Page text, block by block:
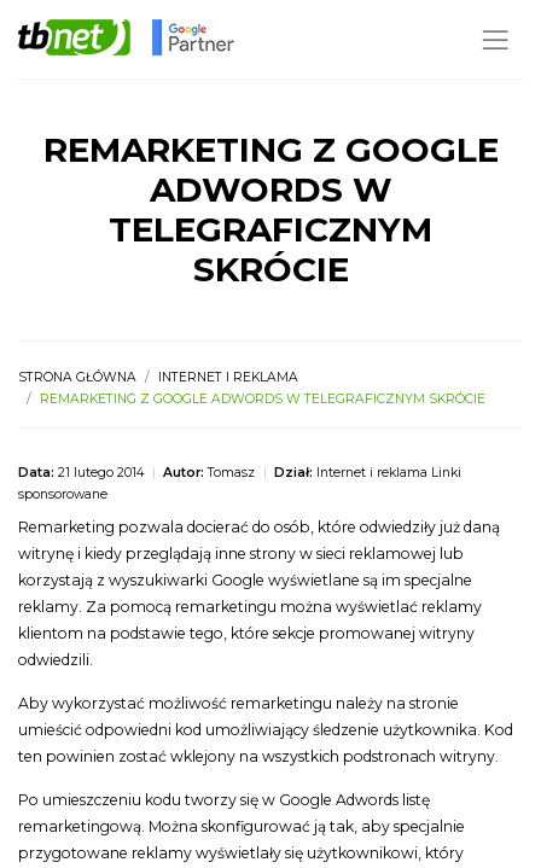
REMARKETING Z GOOGLE
ADWORDS W
TELEGRAFICZNYM
SKRÓCIE
STRONA GŁÓWNA
INTERNET I REKLAMA
REMARKETING Z GOOGLE ADWORDS W TELEGRAFICZNYM SKRÓCIE
Data: 21 lutego 2014 | Autor: Tomasz | Dział: Internet i reklama Linki
sponsorowane
Remarketing pozwala docierać do osób, które odwiedziły już daną
witrynę i kiedy przeglądają inne strony w sieci reklamowej lub
korzystają z wyszukiwarki Google wyświetlane są im specjalne
reklamy. Za pomocą remarketingu można wyświetlać reklamy
klientom na podstawie tego, które sekcje promowanej witryny
odwiedzili.
Aby wykorzystać możliwość remarketingu należy na stronie
umieścić odpowiedni kod umożliwiający śledzenie użytkownika. Kod
ten powinien zostać wklejony na wszystkich podstronach witryny.
Po umieszczeniu kodu tworzy się w Google Adwords listę
remarketingową. Można skonfigurować ją tak, aby specjalnie
przygotowane reklamy wyświetlały się użytkownikowi, który